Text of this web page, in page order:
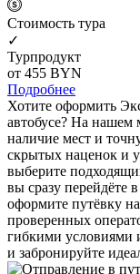
Cтоимость тура
✓
Турпродукт
от 455 BYN
Подробнее
Хотите оформить
автобусе? На нашем
наличие мест и
скрытых наценок и
выберите
вы сразу перейдёте
оформите путёвку
проверенных
гибкими условиями
и забронируйте